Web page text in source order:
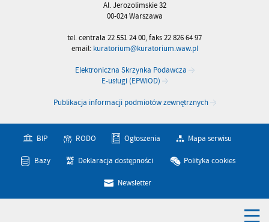
Al. Jerozolimskie 32
00-024 Warszawa
tel. centrala 22 551 24 00, faks 22 826 64 97
email: kuratorium@kuratorium.waw.pl
Elektroniczna Skrzynka Podawcza
E-usługi (EPWiOD)
Publikacja informacji podmiotów zewnętrznych
BIP RODO Ogłoszenia Mapa serwisu
Bazy Deklaracja dostępności Polityka cookies
Newsletter